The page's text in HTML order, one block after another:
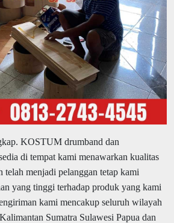
KOSTUM drumband dan
di tempat kami menawarkan kualitas
telah menjadi pelanggan tetap kami
yang tinggi terhadap produk yang kami
kami mencakup seluruh wilayah
Sumatra Sulawesi Papua dan